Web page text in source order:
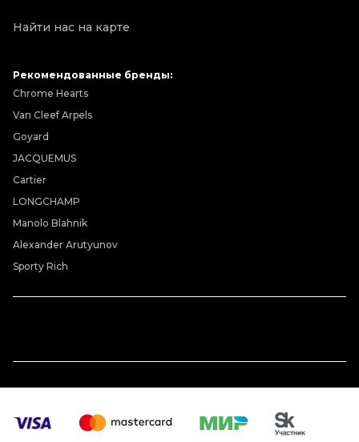
Найти нас на карте
Рекомендованные бренды:
Chrome Hearts
Van Cleef Arpels
Goyard
JACQUEMUS
Cartier
LONGCHAMP
Manolo Blahnik
Alexander Arutyunov
Sporty Rich